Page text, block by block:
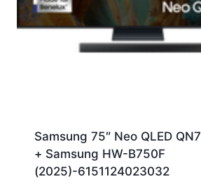
Samsung 75″ Neo QLED
+ Samsung HW-B750F
(2025)-6151124023032